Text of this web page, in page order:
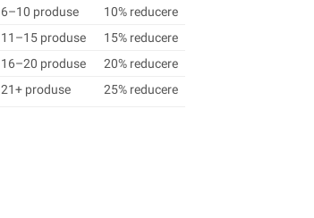
6–10 produse
10% reducere
11–15 produse
15% reducere
16–20 produse
20% reducere
21+ produse
25% reducere